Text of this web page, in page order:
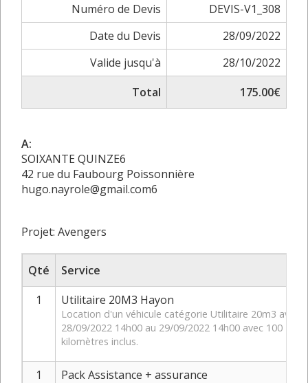
Numéro de Devis
DEVIS-V1_308
Date du Devis
28/09/2022
Valide jusqu'à
28/10/2022
Total
175.00€
A:
SOIXANTE QUINZE6
42 rue du Faubourg Poissonnière
hugo.nayrole@gmail.com6
Projet: Avengers
Qté
Service
1
Utilitaire 20M3 Hayon
Location d'un véhicule catégorie Utilitaire 20m3 avec
28/09/2022 14h00 au 29/09/2022 14h00 avec 100
kilomètres inclus.
1
Pack Assistance + assurance